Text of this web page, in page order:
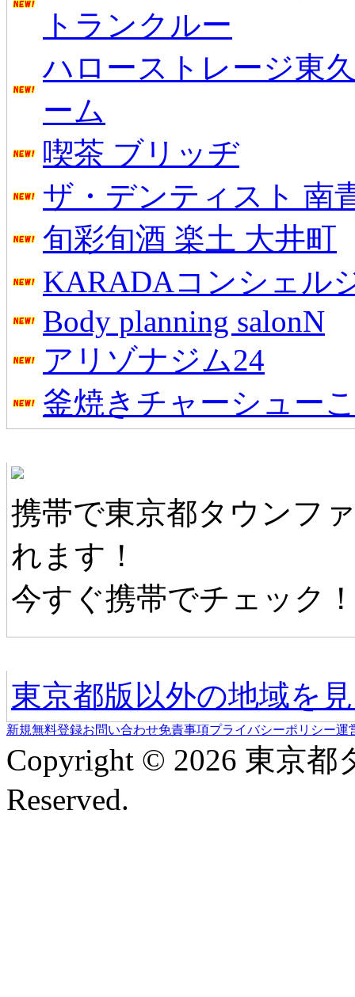
トランクルー
ハローストレージ東
ーム
喫茶 ブリッヂ
ザ・デンティスト 南
旬彩旬酒 楽土 大井町
KARADAコンシェル
Body planning salonN
アリゾナジム24
釜焼きチャーシュー
携帯で東京都タウンフ
れます！
今すぐ携帯でチェック
東京都版以外の地域を
新規無料登録お問い合わせ免責事項プライバシーポリシー運
Copyright © 2026 東京
Reserved.